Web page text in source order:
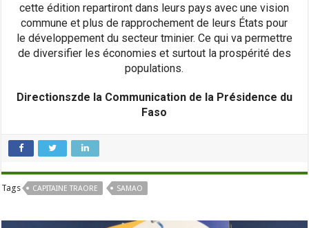
cette édition repartiront dans leurs pays avec une vision
commune et plus de rapprochement de leurs États pour
le développement du secteur tminier. Ce qui va permettre
de diversifier les économies et surtout la prospérité des
populations.
Directionszde la Communication de la Présidence du
Faso
Tags CAPITAINE TRAORE SAMAO